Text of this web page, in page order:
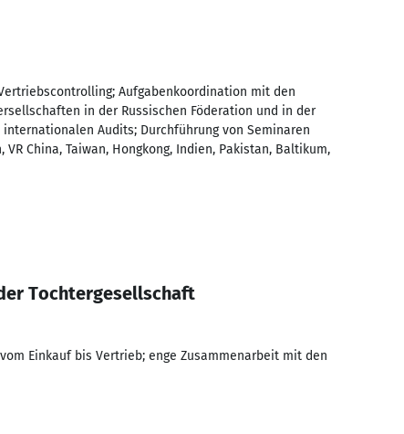
Aufgabenkoordination mit den
in der Russischen Föderation und in der
Audits; Durchführung von Seminaren
China, Taiwan, Hongkong, Indien, Pakistan, Baltikum,
Tochtergesellschaft
Einkauf bis Vertrieb; enge Zusammenarbeit mit den